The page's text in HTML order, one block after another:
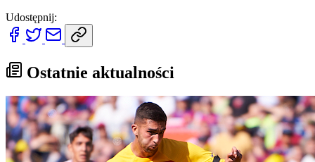
Udostępnij:
Ostatnie aktualności